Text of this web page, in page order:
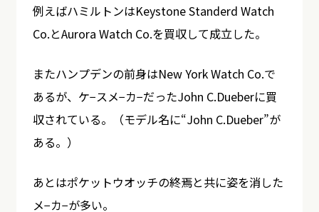
例えばハミルトンはKeystone Standerd Watch
Co.とAurora Watch Co.を買収して成立した。
またハンプデンの前身はNew York Watch Co.で
あるが、ケ−スメ−カ−だったJohn C.Dueberに買
収されている。（モデル名に“John C.Dueber”が
ある。）
あとはポケットウオッチの終焉と共に姿を消した
メ−カ−が多い。